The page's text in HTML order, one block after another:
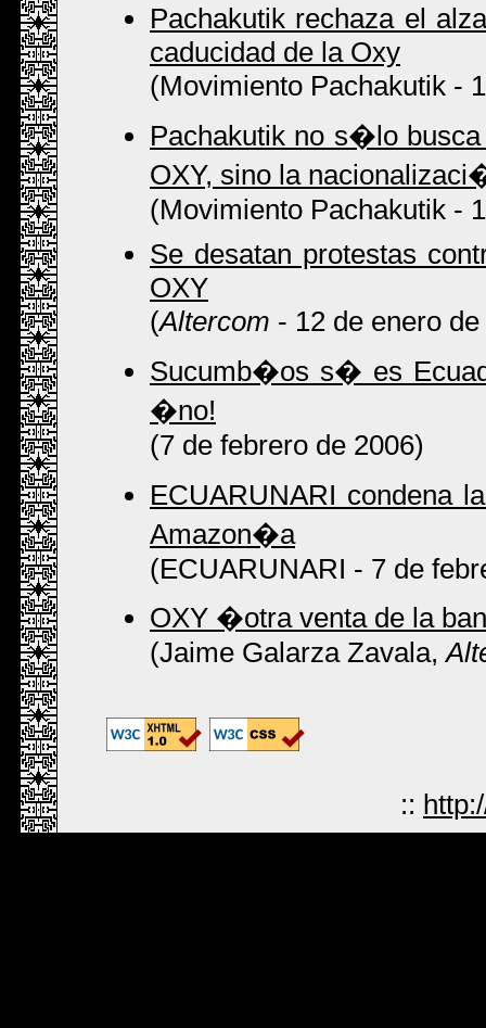
Pachakutik rechaza el
caducidad de la Oxy
(Movimiento Pachakutik -
Pachakutik no s�lo
OXY, sino la
(Movimiento Pachakutik -
Se desatan protestas
OXY
(Altercom - 12 de enero
Sucumb�os s� es
�no!
(7 de febrero de 2006)
ECUARUNARI condena
Amazon�a
(ECUARUNARI - 7 de
OXY �otra venta de la
(Jaime Galarza Zavala,
::